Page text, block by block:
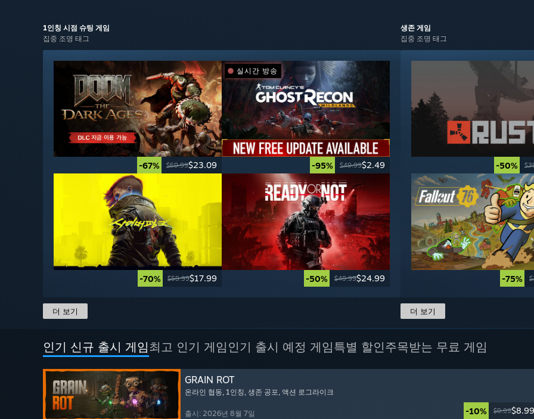
1인칭 시점 슈팅 게임
집중 조명 태그
-67% $69.99$23.09 -95% $49.99$2.49
실시간 방송
-70% $59.99$17.99 -50% $49.99$24.99
더 보기
생존 게임
집중 조명 태그
-50%
-75%
더 보기
인기 신규 출시 게임최고 인기 게임 인기 출시 예정 게임특별 할인주목받는 무료 게임
GRAIN ROT
온라인 협동, 1인칭, 생존 공포, 액션 로그라이크
출시: 2026년 8월 7일 -10% $9.99$8.99